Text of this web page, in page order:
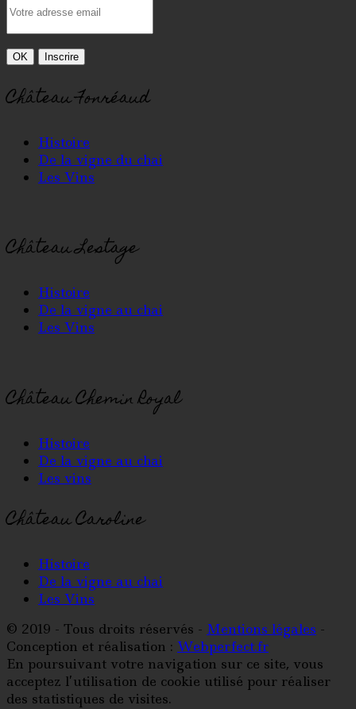
Château Fonréaud
Histoire
De la vigne du chai
Les Vins
Château Lestage
Histoire
De la vigne au chai
Les Vins
Château Chemin Royal
Histoire
De la vigne au chai
Les vins
Château Caroline
Histoire
De la vigne au chai
Les Vins
© 2019 - Tous droits réservés - Mentions légales -
Conception et réalisation : Webperfect.fr
En poursuivant votre navigation sur ce site, vous
acceptez l’utilisation de cookie utilisé pour réaliser
des statistiques de visites.